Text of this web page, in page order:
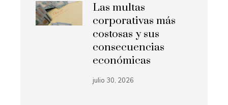
Las multas
corporativas más
costosas y sus
consecuencias
económicas
julio 30, 2026